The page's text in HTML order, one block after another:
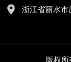
浙江省丽水
版权